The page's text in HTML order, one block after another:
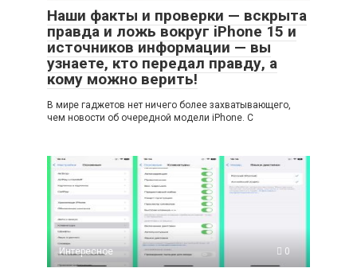
Наши факты и проверки — вскрыта
правда и ложь вокруг iPhone 15 и
источников информации — вы
узнаете, кто передал правду, а
кому можно верить!
В мире гаджетов нет ничего более захватывающего,
чем новости об очередной модели iPhone. С
Интересное 0